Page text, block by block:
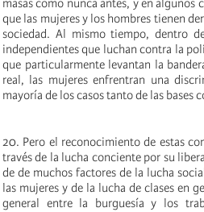
masas como nunca antes, y en algunos
que las mujeres y los hombres tienen
sociedad. Al mismo tiempo, dentro
independientes que luchan contra la
que particularmente levantan la
real, las mujeres enfrentran una
mayoría de los casos tanto de las bases
20. Pero el reconocimiento de estas
través de la lucha conciente por su
de de muchos factores de la lucha
las mujeres y de la lucha de clases en
general entre la burguesía y los